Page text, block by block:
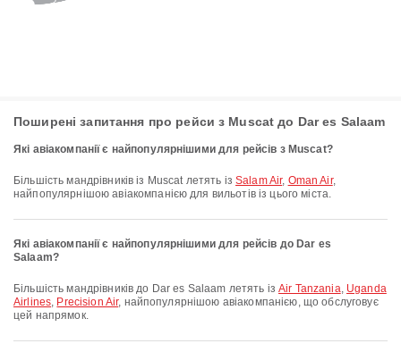
Поширені запитання про рейси з Muscat до Dar es Salaam
Які авіакомпанії є найпопулярнішими для рейсів з Muscat?
Більшість мандрівників із Muscat летять ізSalam Air, Oman Air,
найпопулярнішою авіакомпанією для вильотів із цього міста.
Які авіакомпанії є найпопулярнішими для рейсів до Dar es
Salaam?
Більшість мандрівників до Dar es Salaam летять ізAir Tanzania, Uganda
Airlines, Precision Air, найпопулярнішою авіакомпанією, що обслуговує
цей напрямок.